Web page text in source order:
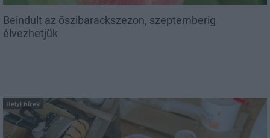
Beindult az őszibarackszezon, szeptemberig
élvezhetjük
Helyi hírek